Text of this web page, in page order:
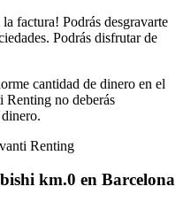
factura! Podrás desgravarte
Podrás disfrutar de
cantidad de dinero en el
Renting no deberás
km.0 en Barcelona